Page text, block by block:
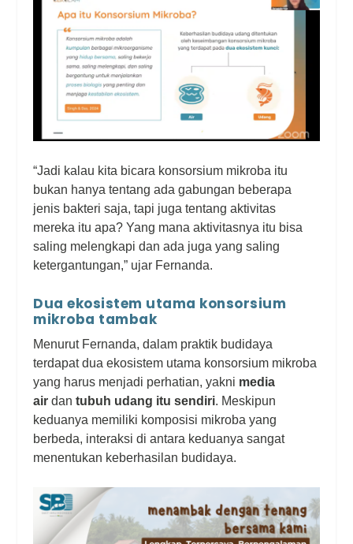
“Jadi kalau kita bicara konsorsium mikroba itu
bukan hanya tentang ada gabungan beberapa
jenis bakteri saja, tapi juga tentang aktivitas
mereka itu apa? Yang mana aktivitasnya itu bisa
saling melengkapi dan ada juga yang saling
ketergantungan,” ujar Fernanda.
Dua ekosistem utama konsorsium
mikroba tambak
Menurut Fernanda, dalam praktik budidaya
terdapat dua ekosistem utama konsorsium mikroba
yang harus menjadi perhatian, yakni media
air dantubuh udang itu sendiri. Meskipun
keduanya memiliki komposisi mikroba yang
berbeda, interaksi di antara keduanya sangat
menentukan keberhasilan budidaya.